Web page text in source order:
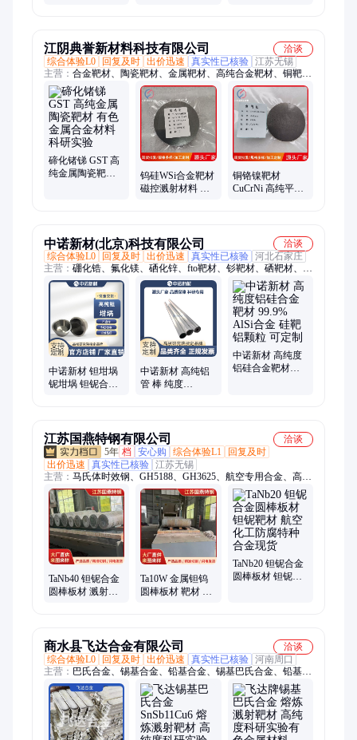
江阴典誉新材料科技有限公司
洽谈
综合体验L0
回复及时 出价迅速 真实性已核验 江苏无锡
主营： 合金靶材、陶瓷靶材、金属靶材、高纯合金靶材、铜靶
材、银靶材、铝靶材、锂靶材、高纯银靶材、镍铜合金靶材、铬
靶材、锆靶材、氧化铟镓锌靶材、铱靶材、铂靶材、硫酸钠靶
材、二氧化硅靶材、氧化镁靶材、钛铌合金靶材、钼钽合金靶
材、碲化锑靶材、单质金属靶、溅射靶
碲化锗锑 GST 高
纯金属陶瓷靶材
钨硅WSi合金靶材
磁控溅射材料 实
铜铬镍靶材
CuCrNi 高纯平面
中诺新材(北京)科技有限公司
洽谈
综合体验L0
回复及时 出价迅速 真实性已核验 河北石家庄
主营： 硼化锆、氟化镁、硒化锌、fto靶材、钐靶材、硒靶材、铝
靶材、钆靶材、铽靶材、钇靶材、钼靶材、铬靶材、镉靶材、钽
靶材、镍靶材、钨靶材、铑靶材、铒靶材、铪靶材、锑靶材、氟
化镱、砷化镓、硒化锑、碲化镉、碲粉末
中诺新材 钽坩埚
铌坩埚 钽铌合金
中诺新材 高纯铝
管 棒 纯度
中诺新材 高纯度
铝硅合金靶材
江苏国燕特钢有限公司
洽谈
5年 档 安心购 综合体验L1
回复及时
出价迅速
真实性已核验 江苏无锡
主营： 马氏体时效钢、GH5188、GH3625、航空专用合金、高温
合金、钴基合金、1J22钴基合金、4J29可伐合金、GH4169、
L605、GH4099、叶片钢、PH13-8Mo、Aermet100、GH5605、
1J22、18Ni300、18Ni350、Monel400、MP159、MP35N、3J21、
GH2747、18Ni250
TaNb40 钽铌合金
圆棒板材 溅射靶
Ta10W 金属钽钨
圆棒板材 靶材 真
TaNb20 钽铌合金
圆棒板材 钽铌靶
商水县飞达合金有限公司
洽谈
综合体验L0
回复及时 出价迅速 真实性已核验 河南周口
主营： 巴氏合金、锡基合金、铅基合金、锡基巴氏合金、铅基巴
氏合金、锡基轴承合金、铅基轴承合金、铅锑合金、焊锡